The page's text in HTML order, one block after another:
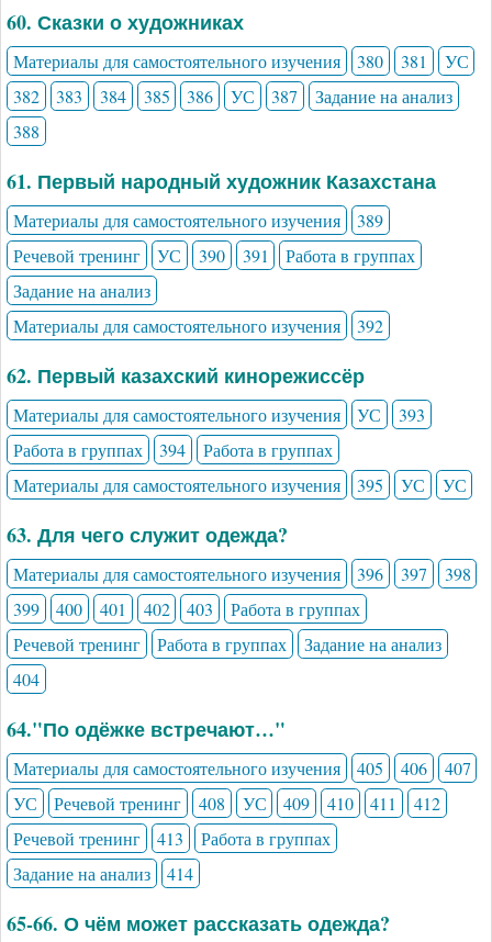
60. Сказки о художниках
Материалы для самостоятельного изучения 380 381
УС
382
383 384 385 386 УС 387
Задание на анализ
388
61. Первый народный художник Казахстана
Материалы для самостоятельного изучения
389
Речевой тренинг
УС 390 391
Работа в группах
Задание на анализ
Материалы для самостоятельного изучения
392
62. Первый казахский кинорежиссёр
Материалы для самостоятельного изучения УС
393
Работа в группах
394
Работа в группах
Материалы для самостоятельного изучения
395 УС УС
63. Для чего служит одежда?
Материалы для самостоятельного изучения 396 397
398
399
400 401 402 403
Работа в группах
Речевой тренинг
Работа в группах
Задание на анализ
404
64."По одёжке встречают…"
Материалы для самостоятельного изучения 405 406
407
УС
Речевой тренинг 408 УС 409 410 411
412
Речевой тренинг
413
Работа в группах
Задание на анализ
414
65-66. О чём может рассказать одежда?